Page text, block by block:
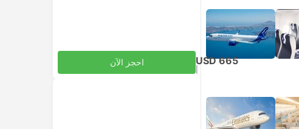
الاقتصاد
USD 665 احجز الآن